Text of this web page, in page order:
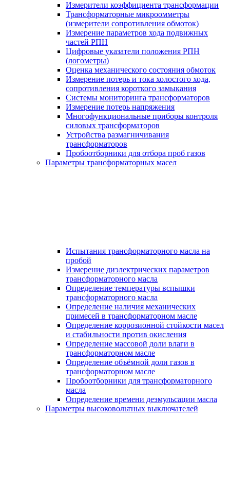
Измерители коэффициента трансформации
Трансформаторные микроомметры
(измерители сопротивления обмоток)
Измерение параметров хода подвижных
частей РПН
Цифровые указатели положения РПН
(логометры)
Оценка механического состояния обмоток
Измерение потерь и тока холостого хода,
сопротивления короткого замыкания
Системы мониторинга трансформаторов
Измерение потерь напряжения
Многофункциональные приборы контроля
силовых трансформаторов
Устройства размагничивания
трансформаторов
Пробоотборники для отбора проб газов
Параметры трансформаторных масел
Испытания трансформаторного масла на
пробой
Измерение диэлектрических параметров
трансформаторного масла
Определение температуры вспышки
трансформаторного масла
Определение наличия механических
примесей в трансформаторном масле
Определение коррозионной стойкости масел
и стабильности против окисления
Определение массовой доли влаги в
трансформаторном масле
Определение объёмной доли газов в
трансформаторном масле
Пробоотборники для трансформаторного
масла
Определение времени деэмульсации масла
Параметры высоковольтных выключателей